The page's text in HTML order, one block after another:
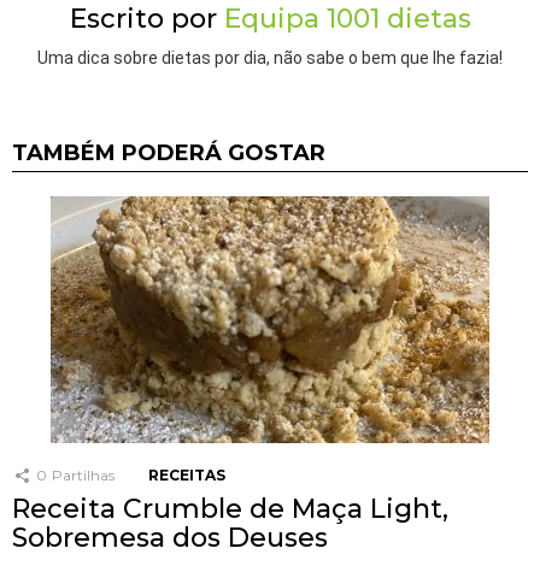
Escrito por Equipa 1001 dietas
Uma dica sobre dietas por dia, não sabe o bem que lhe fazia!
TAMBÉM PODERÁ GOSTAR
0 Partilhas RECEITAS
Receita Crumble de Maça Light,
Sobremesa dos Deuses